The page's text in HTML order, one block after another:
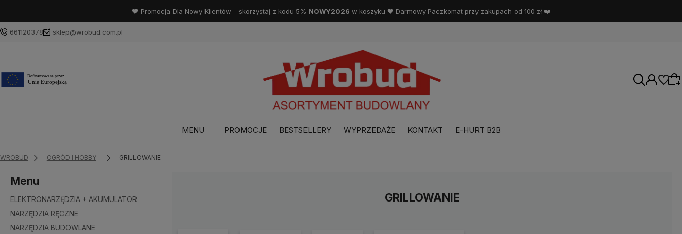
🖤 Promocja Dla Nowy Klientów - skorzystaj z kodu 5% NOWY2026 w koszyku 🖤 Darmowy Paczkomat przy zakupach od 100 zł ❤️
661120378 sklep@wrobud.com.pl
MENU PROMOCJE BESTSELLERY WYPRZEDAŻE KONTAKT E-HURT B2B
WROBUD OGRÓD I HOBBY GRILLOWANIE
Menu
ELEKTRONARZĘDZIA + AKUMULATOR
NARZĘDZIA RĘCZNE
NARZĘDZIA BUDOWLANE
GRILLOWANIE